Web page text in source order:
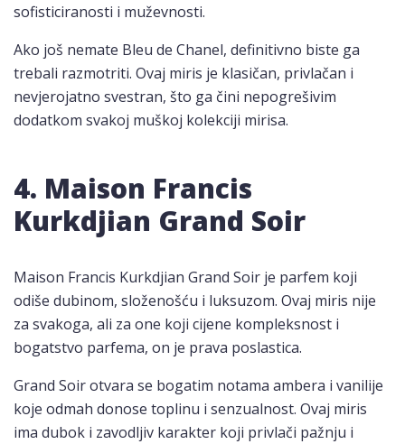
sofisticiranosti i muževnosti.
Ako još nemate Bleu de Chanel, definitivno biste ga
trebali razmotriti. Ovaj miris je klasičan, privlačan i
nevjerojatno svestran, što ga čini nepogrešivim
dodatkom svakoj muškoj kolekciji mirisa.
4. Maison Francis
Kurkdjian Grand Soir
Maison Francis Kurkdjian Grand Soir je parfem koji
odiše dubinom, složenošću i luksuzom. Ovaj miris nije
za svakoga, ali za one koji cijene kompleksnost i
bogatstvo parfema, on je prava poslastica.
Grand Soir otvara se bogatim notama ambera i vanilije
koje odmah donose toplinu i senzualnost. Ovaj miris
ima dubok i zavodljiv karakter koji privlači pažnju i